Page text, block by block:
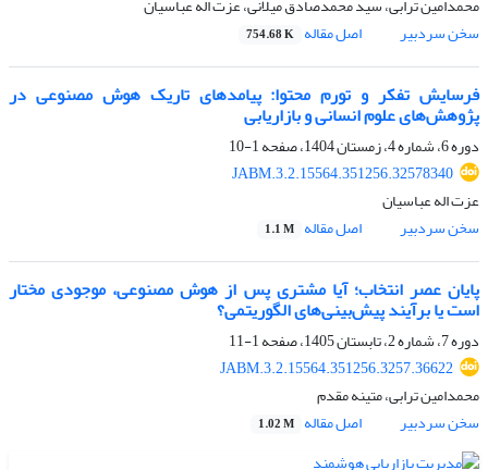
محمدامین ترابی، سید محمدصادق میلانی، عزت اله عباسیان
سخن سردبیر
اصل مقاله 754.68 K
فرسایش تفکر و تورم محتوا: پیامدهای تاریک هوش مصنوعی در
پژوهش‌های علوم انسانی و بازاریابی
دوره 6، شماره 4، زمستان 1404، صفحه
1-10
JABM.3.2.15564.351256.32578340
عزت اله عباسیان
سخن سردبیر
اصل مقاله 1.1 M
پایان عصر انتخاب؛ آیا مشتری پس از هوش مصنوعی، موجودی مختار
است یا برآیند پیش‌بینی‌های الگوریتمی؟
دوره 7، شماره 2، تابستان 1405، صفحه
1-11
JABM.3.2.15564.351256.3257.36622
محمدامین ترابی، متینه مقدم
سخن سردبیر
اصل مقاله 1.02 M